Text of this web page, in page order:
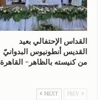
القداس الإحتفالي بعيد
القديس أنطونيوس البدوانيّ
من كنيسته بالظاهر- القاهرة
NEXT